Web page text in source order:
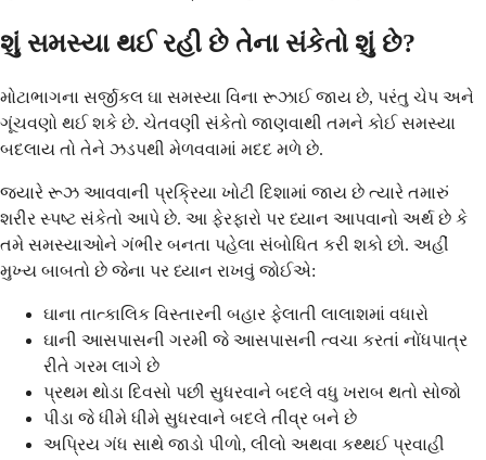
શું સમસ્યા થઈ રહી છે તેના સંકેતો શું છે?
મોટાભાગના સર્જીકલ ઘા સમસ્યા વિના રૂઝાઈ જાય છે, પરંતુ ચેપ અને
ગૂંચવણો થઈ શકે છે. ચેતવણી સંકેતો જાણવાથી તમને કોઈ સમસ્યા
બદલાય તો તેને ઝડપથી મેળવવામાં મદદ મળે છે.
જ્યારે રૂઝ આવવાની પ્રક્રિયા ખોટી દિશામાં જાય છે ત્યારે તમારું
શરીર સ્પષ્ટ સંકેતો આપે છે. આ ફેરફારો પર ધ્યાન આપવાનો અર્થ છે કે
તમે સમસ્યાઓને ગંભીર બનતા પહેલા સંબોધિત કરી શકો છો. અહીં
મુખ્ય બાબતો છે જેના પર ધ્યાન રાખવું જોઈએ:
ઘાના તાત્કાલિક વિસ્તારની બહાર ફેલાતી લાલાશમાં વધારો
ઘાની આસપાસની ગરમી જે આસપાસની ત્વચા કરતાં નોંધપાત્ર
રીતે ગરમ લાગે છે
પ્રથમ થોડા દિવસો પછી સુધરવાને બદલે વધુ ખરાબ થતો સોજો
પીડા જે ધીમે ધીમે સુધરવાને બદલે તીવ્ર બને છે
અપ્રિય ગંધ સાથે જાડો પીળો, લીલો અથવા કથ્થઈ પ્રવાહી